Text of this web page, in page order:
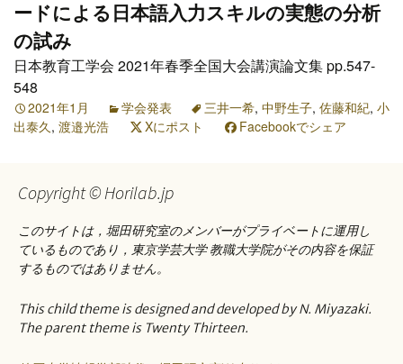
ードによる日本語入力スキルの実態の分析
の試み
日本教育工学会 2021年春季全国大会講演論文集 pp.547-
548
2021年1月 学会発表 三井一希, 中野生子, 佐藤和紀, 小
出泰久, 渡邉光浩 Xにポスト Facebookでシェア
Copyright © Horilab.jp
このサイトは，堀田研究室のメンバーがプライベートに運用し
ているものであり，東京学芸大学 教職大学院がその内容を保証
するものではありません。
This child theme is designed and developed by N. Miyazaki.
The parent theme is Twenty Thirteen.